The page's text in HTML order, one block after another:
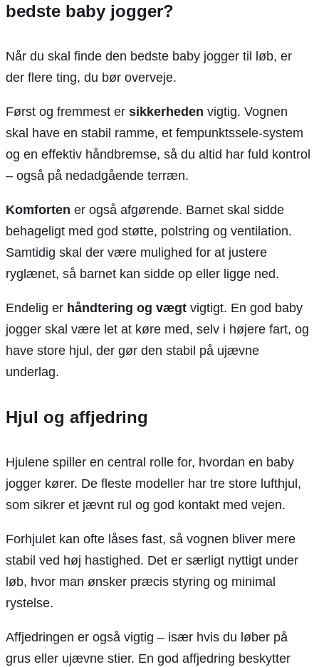
bedste baby jogger?
Når du skal finde den bedste baby jogger til løb, er
der flere ting, du bør overveje.
Først og fremmest er sikkerheden vigtig. Vognen
skal have en stabil ramme, et fempunktssele-system
og en effektiv håndbremse, så du altid har fuld kontrol
– også på nedadgående terræn.
Komforten er også afgørende. Barnet skal sidde
behageligt med god støtte, polstring og ventilation.
Samtidig skal der være mulighed for at justere
ryglænet, så barnet kan sidde op eller ligge ned.
Endelig er håndtering og vægt vigtigt. En god baby
jogger skal være let at køre med, selv i højere fart, og
have store hjul, der gør den stabil på ujævne
underlag.
Hjul og affjedring
Hjulene spiller en central rolle for, hvordan en baby
jogger kører. De fleste modeller har tre store lufthjul,
som sikrer et jævnt rul og god kontakt med vejen.
Forhjulet kan ofte låses fast, så vognen bliver mere
stabil ved høj hastighed. Det er særligt nyttigt under
løb, hvor man ønsker præcis styring og minimal
rystelse.
Affjedringen er også vigtig – især hvis du løber på
grus eller ujævne stier. En god affjedring beskytter